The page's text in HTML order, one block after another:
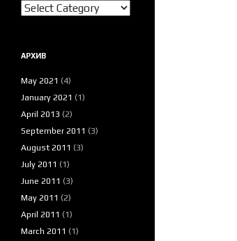
Категории
АРХИВ
May 2021 (4)
January 2021 (1)
April 2013 (2)
September 2011 (3)
August 2011 (3)
July 2011 (1)
June 2011 (3)
May 2011 (2)
April 2011 (1)
March 2011 (1)